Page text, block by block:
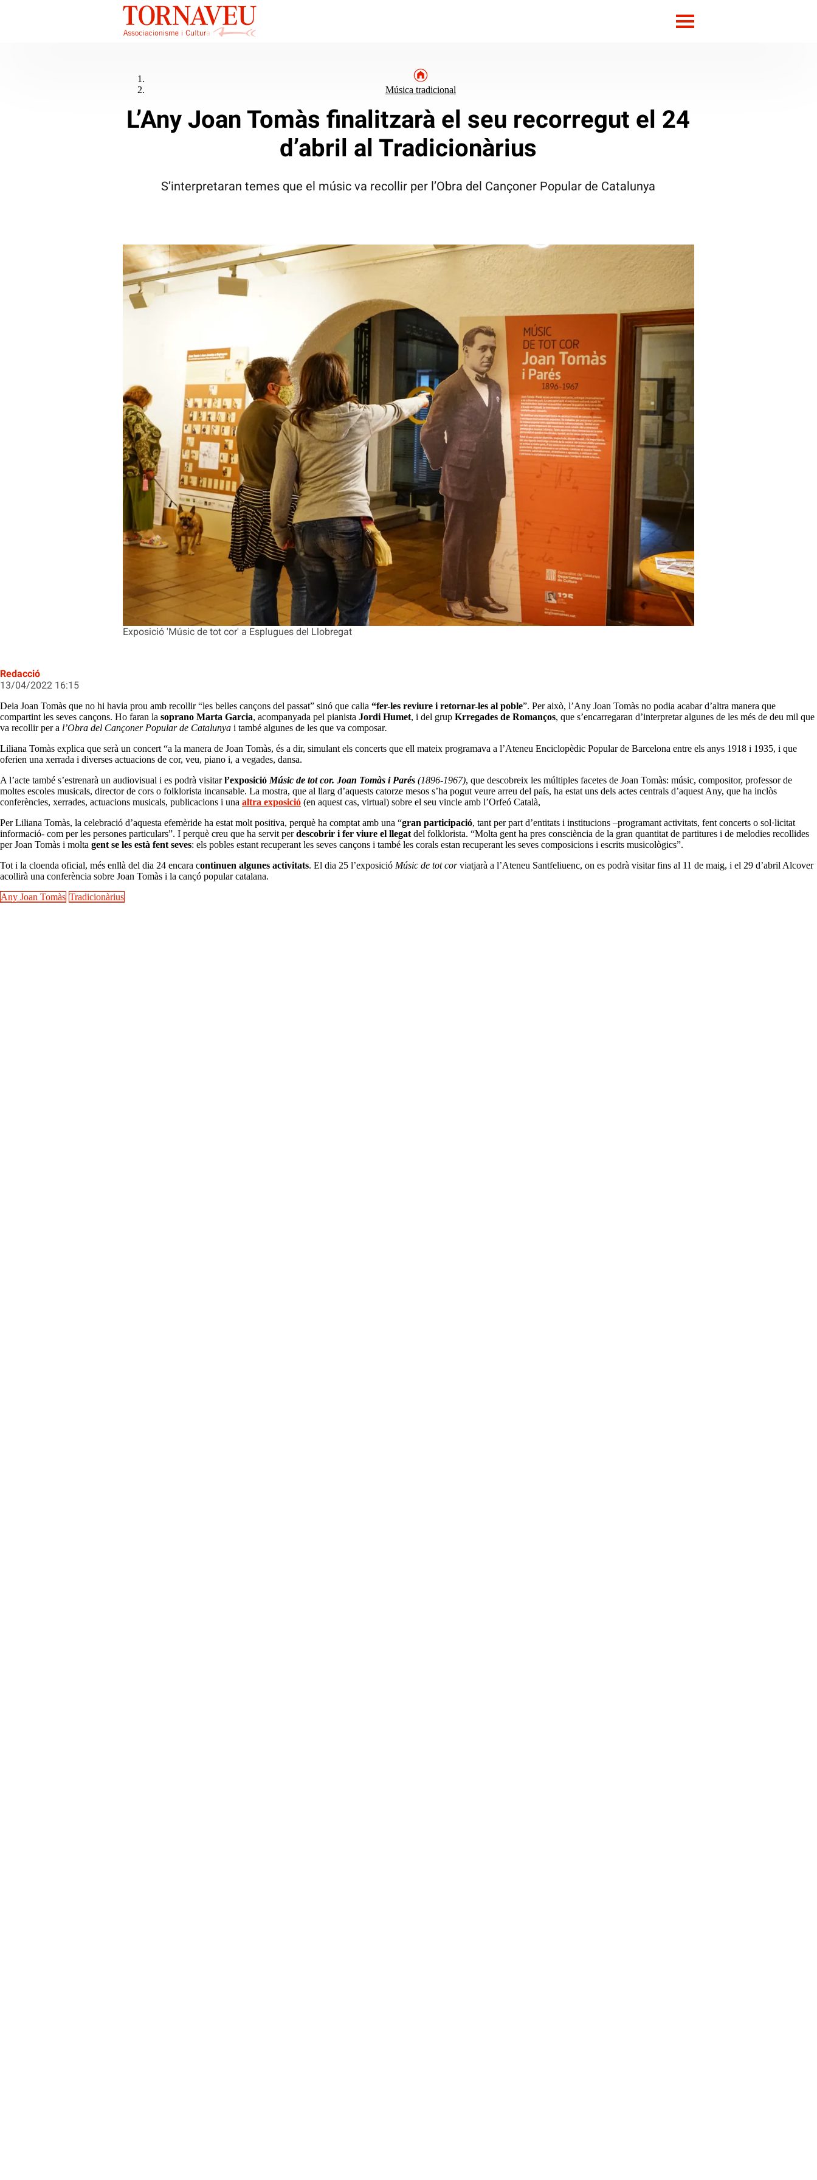
Exposició 'Músic de tot cor' a Esplugues del Llobregat
Música tradicional
L’Any Joan Tomàs finalitzarà el seu recorregut el 24
d’abril al Tradicionàrius
S’interpretaran temes que el músic va recollir per l’Obra del Cançoner Popular de Catalunya
Redacció
13/04/2022 16:15
Deia Joan Tomàs que no hi havia prou amb recollir “les belles cançons del passat” sinó que calia “fer-les reviure i retornar-les al poble”. Per això, l’Any Joan Tomàs no podia acabar d’altra manera que
compartint les seves cançons. Ho faran la soprano Marta Garcia, acompanyada pel pianista Jordi Humet, i del grup Krregades de Romanços, que s’encarregaran d’interpretar algunes de les més de deu mil que
va recollir per a l’Obra del Cançoner Popular de Catalunya i també algunes de les que va composar.
Liliana Tomàs explica que serà un concert “a la manera de Joan Tomàs, és a dir, simulant els concerts que ell mateix programava a l’Ateneu Enciclopèdic Popular de Barcelona entre els anys 1918 i 1935, i que
oferien una xerrada i diverses actuacions de cor, veu, piano i, a vegades, dansa.
A l’acte també s’estrenarà un audiovisual i es podrà visitarl’exposicióMúsic de tot cor. Joan Tomàs i Parés (1896-1967), que descobreix les múltiples facetes de Joan Tomàs: músic, compositor, professor de
moltes escoles musicals, director de cors o folklorista incansable. La mostra, que al llarg d’aquests catorze mesos s’ha pogut veure arreu del país, ha estat uns dels actes centrals d’aquest Any, que ha inclòs
conferències, xerrades, actuacions musicals, publicacions i una altra exposició (en aquest cas, virtual) sobre el seu vincle amb l’Orfeó Català,
Per Liliana Tomàs, la celebració d’aquesta efemèride ha estat molt positiva, perquè ha comptat amb una “gran participació, tant per part d’entitats i institucions –programant activitats, fent concerts o sol·licitat
informació- com per les persones particulars”. I perquè creu que ha servit perdescobrir i fer viure el llegatdel folklorista. “Molta gent ha pres consciència de la gran quantitat de partitures i de melodies recollides
per Joan Tomàs i molta gent se les està fent seves: els pobles estant recuperant les seves cançons i també les corals estan recuperant les seves composicions i escrits musicològics”.
Tot i la cloenda oficial, més enllà del dia 24 encara continuen algunes activitats. El dia 25 l’exposició Músic de tot corviatjarà a l’Ateneu Santfeliuenc, on es podrà visitar fins al 11 de maig, i el 29 d’abril Alcover
acollirà una conferència sobre Joan Tomàs i la cançó popular catalana.
Any Joan Tomàs Tradicionàrius